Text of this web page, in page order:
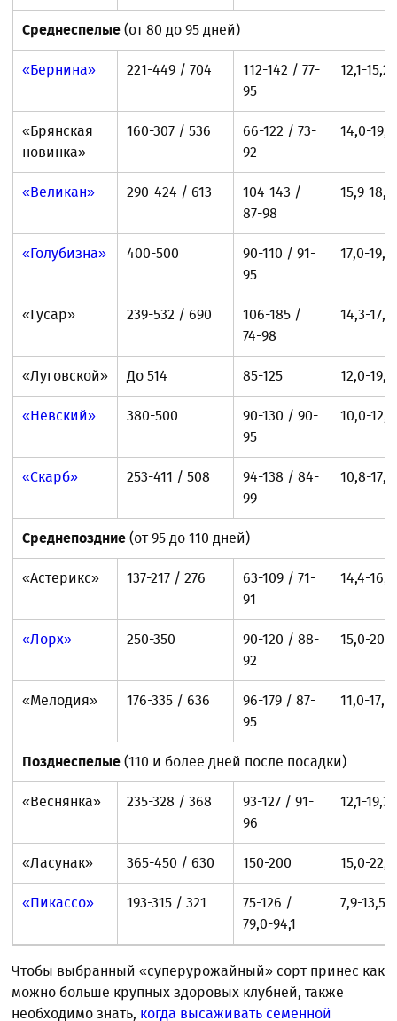
Среднеспелые (от 80 до 95 дней)
«Бернина» 221-449 / 704
112-142 / 77-
95
12,1-15,2
«Брянская
новинка»
160-307 / 536
66-122 / 73-
92
14,0-19,3
«Великан» 290-424 / 613
104-143 /
87-98
15,9-18,9
«Голубизна» 400-500
90-110 / 91-
95
17,0-19,0
«Гусар» 239-532 / 690
106-185 /
74-98
14,3-17,8
«Луговской» До 514 85-125 12,0-19,0
«Невский» 380-500
90-130 / 90-
95
10,0-12,0
«Скарб» 253-411 / 508
94-138 / 84-
99
10,8-17,7
Среднепоздние (от 95 до 110 дней)
«Астерикс» 137-217 / 276
63-109 / 71-
91
14,4-16,6
«Лорх» 250-350
90-120 / 88-
92
15,0-20,0
«Мелодия» 176-335 / 636
96-179 / 87-
95
11,0-17,0
Позднеспелые (110 и более дней после посадки)
«Веснянка» 235-328 / 368
93-127 / 91-
96
12,1-19,3
«Ласунак» 365-450 / 630 150-200 15,0-22,0
«Пикассо» 193-315 / 321
75-126 /
79,0-94,1
7,9-13,5
Чтобы выбранный «суперурожайный» сорт принес как
можно больше крупных здоровых клубней, также
необходимо знать, когда высаживать семенной